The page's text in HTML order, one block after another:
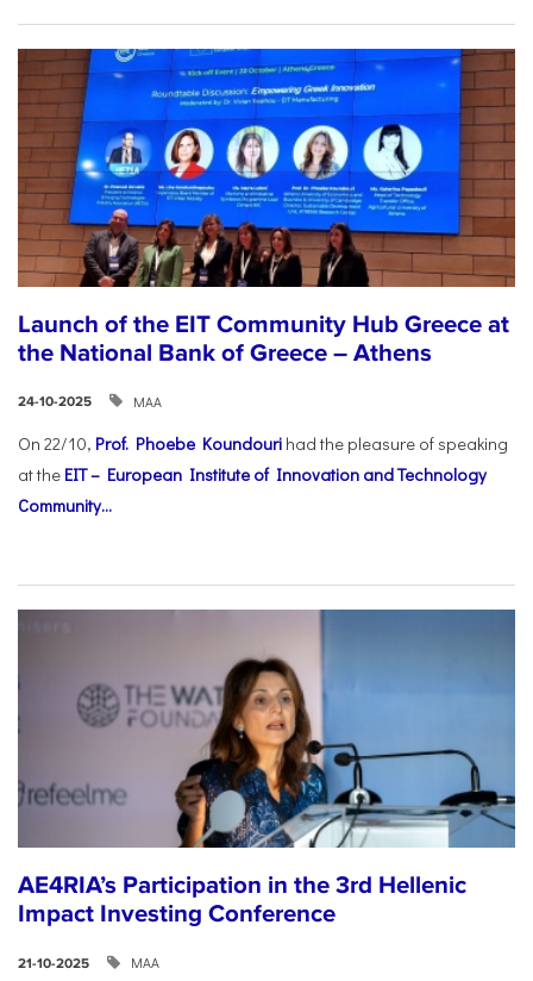
Launch of the EIT Community Hub Greece at
the National Bank of Greece – Athens
24-10-2025 ΜΑΑ
On 22/10, Prof. Phoebe Koundouri had the pleasure of speaking
at the EIT – European Institute of Innovation and Technology
Community...
AE4RIA’s Participation in the 3rd Hellenic
Impact Investing Conference
21-10-2025 ΜΑΑ